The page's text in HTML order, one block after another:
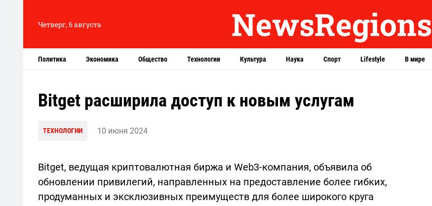
Четверг, 6 августа NewsRegions
Политика Экономика Общество Технологии Культура Наука Спорт Lifestyle В мире
Bitget расширила доступ к новым услугам
ТЕХНОЛОГИИ 10 июня 2024
Bitget, ведущая криптовалютная биржа и Web3-компания, объявила об
обновлении привилегий, направленных на предоставление более гибких,
продуманных и эксклюзивных преимуществ для более широкого круга